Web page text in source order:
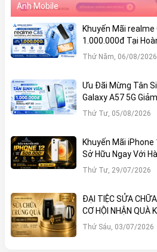
Anh Mobile
Khuyến Mãi realme
1.000.000đ Tại
Thứ Năm, 06/08/2026
Ưu Đãi Mừng Tân
Galaxy A57 5G
Thứ Tư, 05/08/2026
Khuyến Mãi
Sở Hữu Ngay Với
Thứ Tư, 29/07/2026
ĐẠI TIỆC SỬA
CƠ HỘI NHẬN QUÀ
MOBILE
Thứ Sáu, 03/07/2026